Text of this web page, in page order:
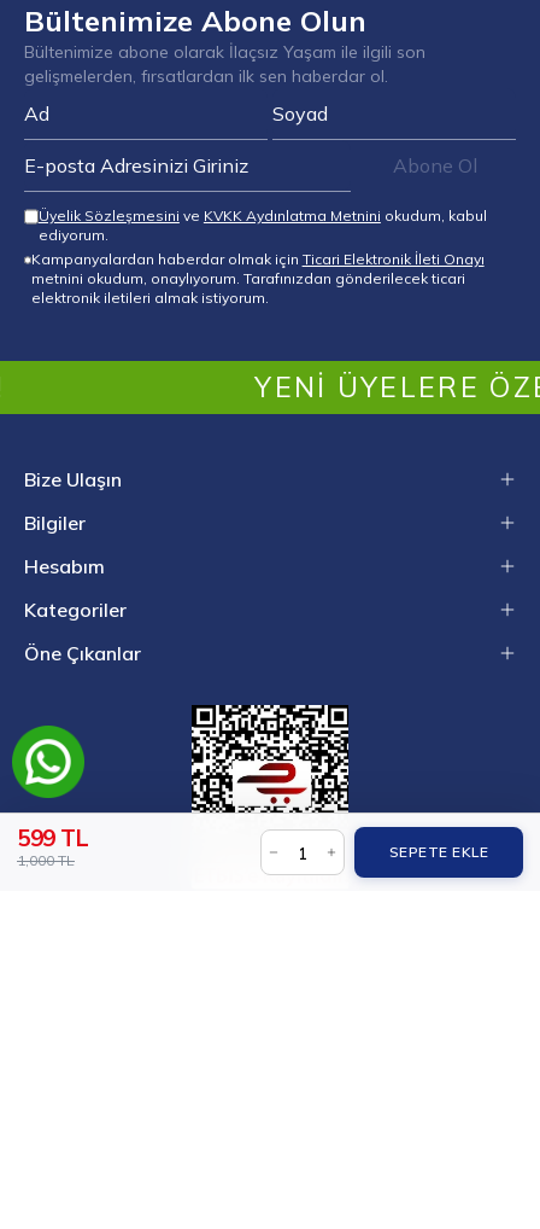
599 TL
1,000 TL SEPETE EKLE
Bültenimize Abone Olun
Bültenimize abone olarak İlaçsız Yaşam ile ilgili son
gelişmelerden, fırsatlardan ilk sen haberdar ol.
Abone Ol
Üyelik Sözleşmesini ve KVKK Aydınlatma Metnini okudum, kabul
ediyorum.
Kampanyalardan haberdar olmak için Ticari Elektronik İleti Onayı
metnini okudum, onaylıyorum. Tarafınızdan gönderilecek ticari
elektronik iletileri almak istiyorum.
YENI ÜYELERE
Bize Ulaşın
Bilgiler
Hesabım
Kategoriler
Öne Çıkanlar